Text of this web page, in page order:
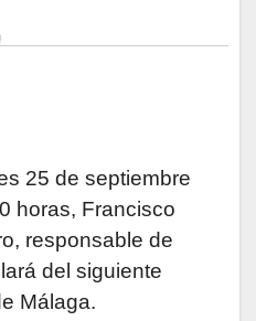
25 de septiembre
horas, Francisco
responsable de
del siguiente
Málaga.